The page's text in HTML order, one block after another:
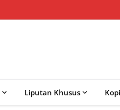
Liputan Khusus